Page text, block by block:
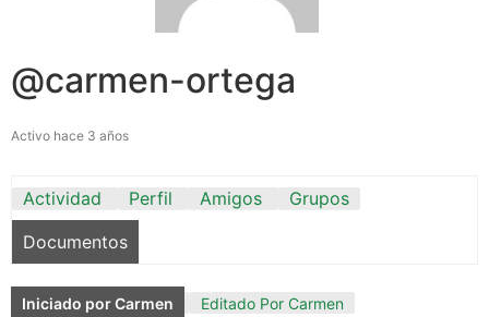
@carmen-ortega
Activo hace 3 años
Actividad Perfil Amigos
Grupos
Documentos
Iniciado por Carmen Editado Por Carmen